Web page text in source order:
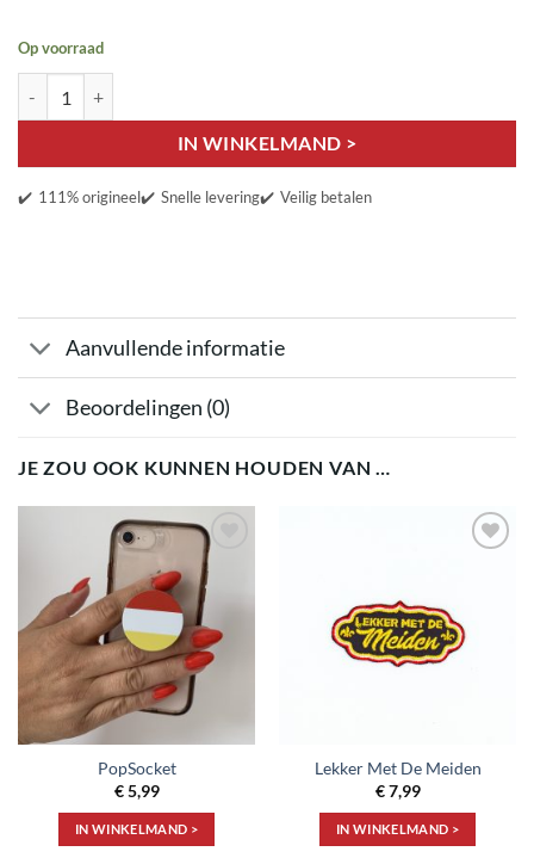
Op voorraad
IN WINKELMAND >
✔️ 111% origineel✔️ Snelle levering✔️ Veilig betalen
Aanvullende informatie
Beoordelingen (0)
JE ZOU OOK KUNNEN HOUDEN VAN …
Toevoegen
aan
verlanglijst
PopSocket
€5,99
IN WINKELMAND >
Lekker Met De Meiden
€7,99
IN WINKELMAND >